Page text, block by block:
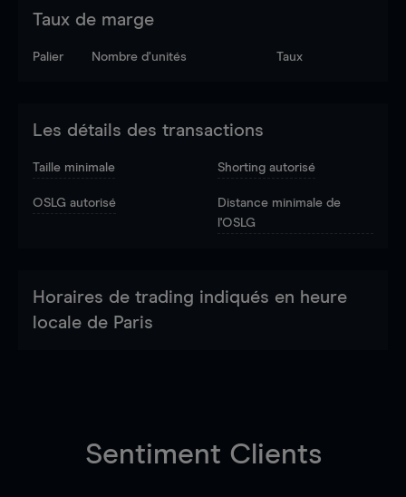
Taux de marge
Palier Nombre d’unités Taux
Les détails des transactions
Taille minimale Shorting autorisé
OSLG autorisé
Distance minimale de
l'OSLG
Horaires de trading indiqués en heure
locale de Paris
Sentiment Clients